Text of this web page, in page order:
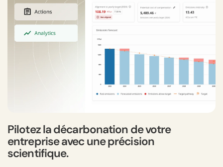
Pilotez la décarbonation de votre
entreprise avec une précision
scientifique.